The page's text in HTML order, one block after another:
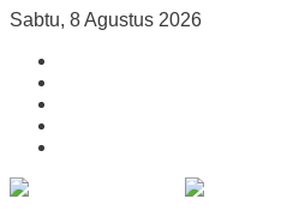
Sabtu, 8 Agustus 2026